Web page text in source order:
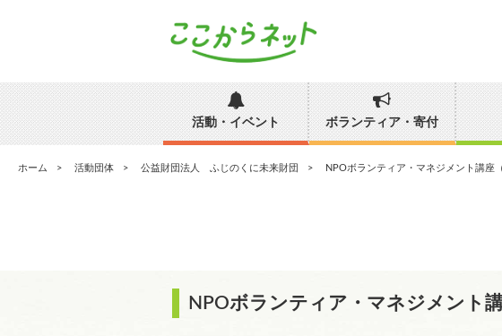
活動・イベント ボランティア・寄付
ホーム 活動団体 公益財団法人 ふじのくに未来財団 NPOボランティア・マネジメント講座
NPOボランティア・マネジメント講